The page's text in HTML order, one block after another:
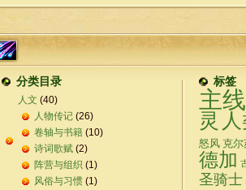
分类目录
人文 (40)
人物传记 (26)
卷轴与书籍 (10)
诗词歌赋 (2)
阵营与组织 (1)
风俗与习惯 (1)
标签
主
灵
怒风 克
德加
圣骑士